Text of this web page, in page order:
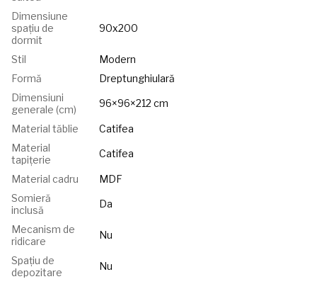
Dimensiune
spațiu de
dormit
90x200
Stil
Modern
Formă
Dreptunghiulară
Dimensiuni
generale (cm)
96×96×212 cm
Material tăblie
Catifea
Material
tapițerie
Catifea
Material cadru
MDF
Somieră
inclusă
Da
Mecanism de
ridicare
Nu
Spațiu de
depozitare
Nu